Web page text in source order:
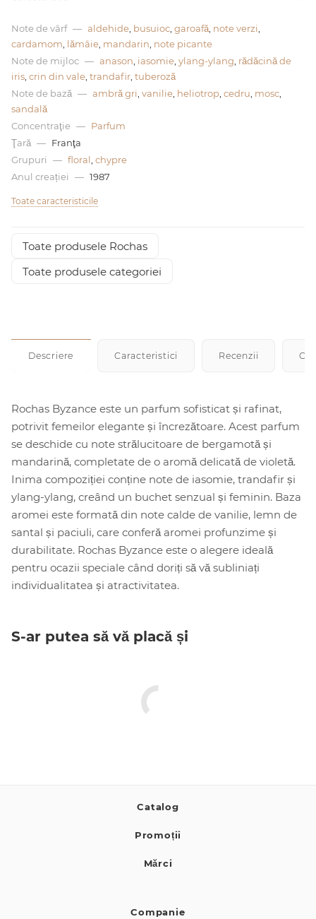
Note de vârf — aldehide busuioc garoafă note verzi
cardamom lămâie mandarin note picante
Note de mijloc — anason iasomie ylang-ylang rădăcină de
iris crin din vale trandafir tuberoză
Note de bază — ambră gri vanilie heliotrop cedru mosc
sandală
Concentraţie — Parfum
Ţară — Franţa
Grupuri
— floral chypre
Anul creației
— 1987
Toate caracteristicile
Toate produsele Rochas
Toate produsele categoriei
Descriere Caracteristici Recenzii
Rochas Byzance este un parfum sofisticat și rafinat,
potrivit femeilor elegante și încrezătoare. Acest parfum
se deschide cu note strălucitoare de bergamotă și
mandarină, completate de o aromă delicată de violetă.
Inima compoziției conține note de iasomie, trandafir și
ylang-ylang, creând un buchet senzual și feminin. Baza
aromei este formată din note calde de vanilie, lemn de
santal și paciuli, care conferă aromei profunzime și
durabilitate. Rochas Byzance este o alegere ideală
pentru ocazii speciale când doriți să vă subliniați
individualitatea și atractivitatea.
S-ar putea să vă placă și
Catalog
Promoții
Mărci
Companie